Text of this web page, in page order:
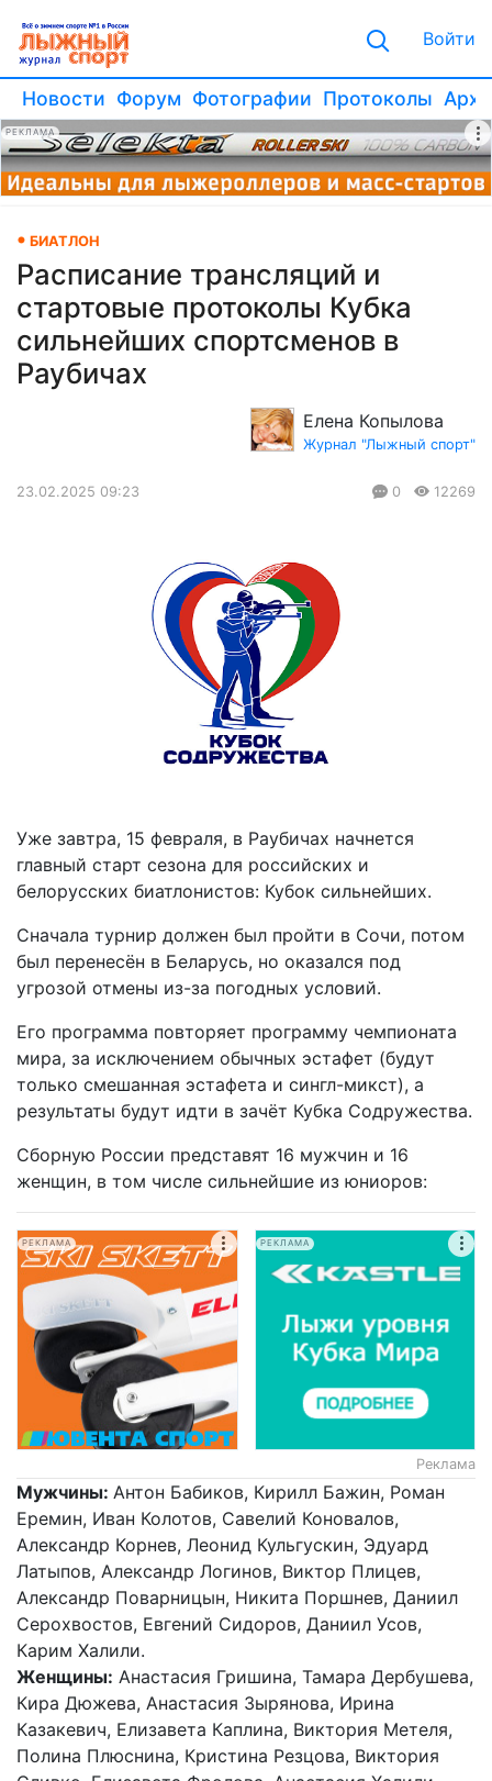
Войти
Новости Форум Фотографии Протоколы
РЕКЛАМА
БИАТЛОН
Расписание трансляций и
стартовые протоколы Кубка
сильнейших спортсменов в
Раубичах
Елена Копылова
Журнал "Лыжный спорт"
23.02.2025 09:23 0 12269
Уже завтра, 15 февраля, в Раубичах начнется
главный старт сезона для российских и
белорусских биатлонистов: Кубок сильнейших.
Сначала турнир должен был пройти в Сочи, потом
был перенесён в Беларусь, но оказался под
угрозой отмены из-за погодных условий.
Его программа повторяет программу чемпионата
мира, за исключением обычных эстафет (будут
только смешанная эстафета и сингл-микст), а
результаты будут идти в зачёт Кубка Содружества.
Сборную России представят 16 мужчин и 16
женщин, в том числе сильнейшие из юниоров:
РЕКЛАМА РЕКЛАМА
Реклама
Мужчины: Антон Бабиков, Кирилл Бажин, Роман
Еремин, Иван Колотов, Савелий Коновалов,
Александр Корнев, Леонид Кульгускин, Эдуард
Латыпов, Александр Логинов, Виктор Плицев,
Александр Поварницын, Никита Поршнев, Даниил
Серохвостов, Евгений Сидоров, Даниил Усов,
Карим Халили.
Женщины: Анастасия Гришина, Тамара Дербушева,
Кира Дюжева, Анастасия Зырянова, Ирина
Казакевич, Елизавета Каплина, Виктория Метеля,
Полина Плюснина, Кристина Резцова, Виктория